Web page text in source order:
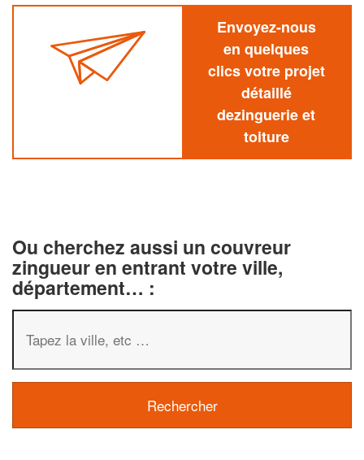
Envoyez-nous
en quelques
clics votre projet
détaillé
dezinguerie et
toiture
Ou cherchez aussi un couvreur
zingueur en entrant votre ville,
département… :